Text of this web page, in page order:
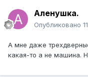
Аленушка.
Опубликовано
А мне даже
какая-то а не машина.